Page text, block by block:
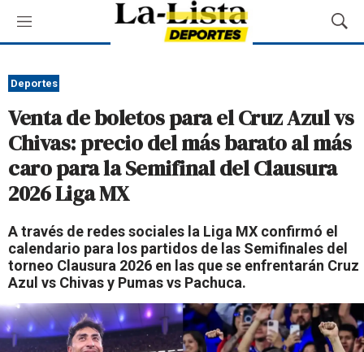
M
e
ú
M
o
a
r
B
d
a
Deportes
Venta de boletos para el Cruz Azul vs
Chivas: precio del más barato al más
caro para la Semifinal del Clausura
2026 Liga MX
A través de redes sociales la Liga MX confirmó el
calendario para los partidos de las Semifinales del
torneo Clausura 2026 en las que se enfrentarán Cruz
Azul vs Chivas y Pumas vs Pachuca.